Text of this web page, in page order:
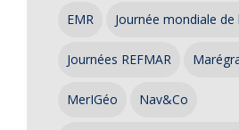
EMR Journée mondiale
Journées REFMAR
MerIGéo Nav&Co